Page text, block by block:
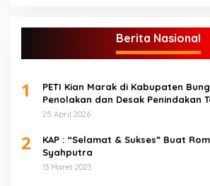
Berita Nasional
1
PETI Kian Marak di Kabupaten
Penolakan dan Desak Penindakan
Bencana Menelan Korban Tak
25 April 2026
2
KAP : “Selamat & Sukses” Buat
Syahputra
13 Maret 2023